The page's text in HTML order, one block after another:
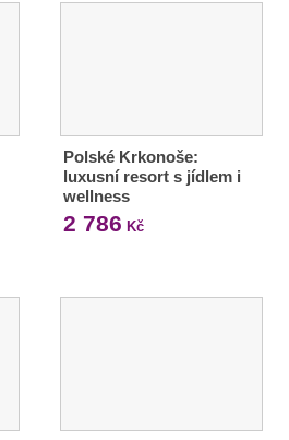
Polské Krkonoše:
luxusní resort s jídlem i
wellness
2 786 Kč